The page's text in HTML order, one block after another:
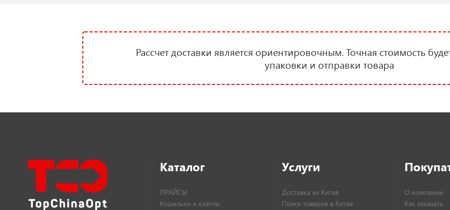
Рассчет доставки является ориентировочным. Точная стоимость
упаковки и отправки товара
Каталог
ПРАЙСЫ
Кошельки и клатчи
Услуги
Доставка из Китая
Поиск товаров в Китае
О компании
Как заказать